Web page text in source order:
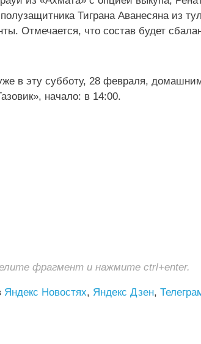
Тиграна Аванесяна из
Отмечается, что состав будет
в эту субботу, 28 февраля,
начало: в 14:00.
фрагмент и нажмите ctrl+enter.
Яндекс Новостях, Яндекс Дзен,